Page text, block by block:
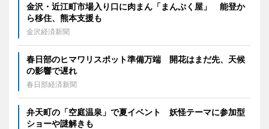
金沢・近江町市場入り口に肉まん「まんぷく屋」 能登か
ら移住、熊本支援も
金沢経済新聞
春日部のヒマワリスポット準備万端 開花はまだ先、天候
の影響で遅れ
春日部経済新聞
弁天町の「空庭温泉」で夏イベント 妖怪テーマに参加型
ショーや謎解きも